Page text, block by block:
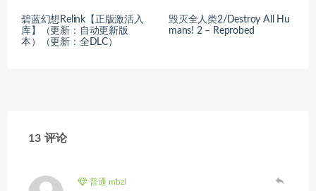
碧蓝幻想Relink【正版激活入
库】（更新：自动更新版
本）（更新：全DLC）
毁灭全人类2/Destroy All Hu
mans! 2 – Reprobed
13 评论
普通 mbzl